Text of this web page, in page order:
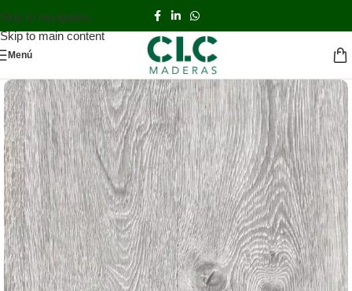
Skip to navigation
Skip to main content
Menú